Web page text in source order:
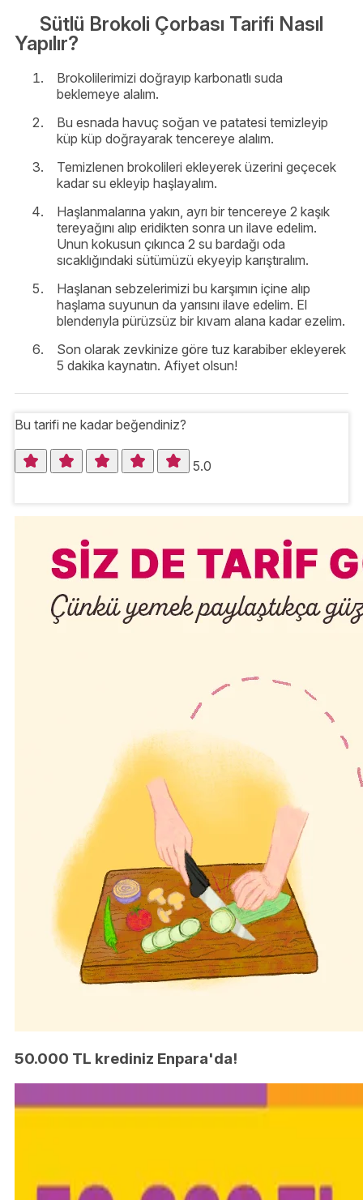
Sütlü Brokoli Çorbası Tarifi Nasıl
Yapılır?
Brokolilerimizi doğrayıp karbonatlı suda
beklemeye alalım.
Bu esnada havuç soğan ve patatesi temizleyip
küp küp doğrayarak tencereye alalım.
Temizlenen brokolileri ekleyerek üzerini geçecek
kadar su ekleyip haşlayalım.
Haşlanmalarına yakın, ayrı bir tencereye 2 kaşık
tereyağını alıp eridikten sonra un ilave edelim.
Unun kokusun çıkınca 2 su bardağı oda
sıcaklığındaki sütümüzü ekyeyip karıştıralım.
Haşlanan sebzelerimizi bu karşımın içine alıp
haşlama suyunun da yarısını ilave edelim. El
blenderıyla pürüzsüz bir kıvam alana kadar ezelim.
Son olarak zevkinize göre tuz karabiber ekleyerek
5 dakika kaynatın. Afiyet olsun!
Bu tarifi ne kadar beğendiniz?
5.0
50.000 TL krediniz Enpara'da!